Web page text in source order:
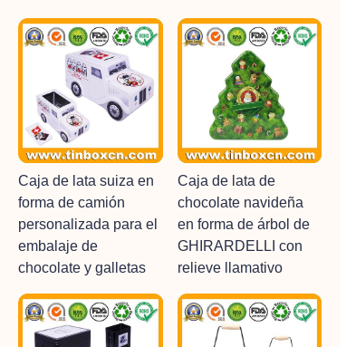
Caja de lata suiza en
forma de camión
personalizada para el
embalaje de
chocolate y galletas
Caja de lata de
chocolate navideña
en forma de árbol de
GHIRARDELLI con
relieve llamativo